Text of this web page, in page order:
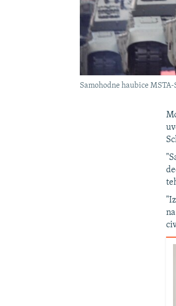
NASTANAK I RASPAD JUGOSLAVIJE
Samohodne haubice